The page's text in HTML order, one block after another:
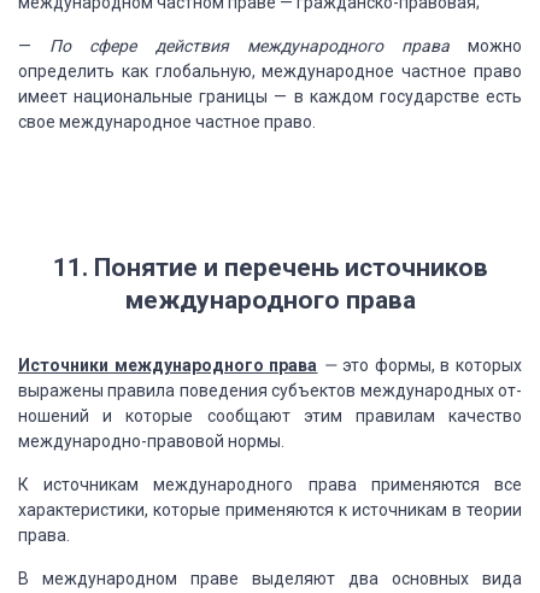
— По сфередействия международного праваможно
определить как глобальную, международное частное право
имеет национальные границы — в каждом государстве есть
свое международное частное право.
11. Понятие и перечень источников
международного права
Источники международного права —это формы, в которых
выражены правила поведения субъектов международных от­
ношений и которые сообщают этим правилам качество
международно-правовой нормы.
К источникам международного права применяются все
характеристики, которые применяются к источникам в теории
права.
В международном праве выделяют два основных вида